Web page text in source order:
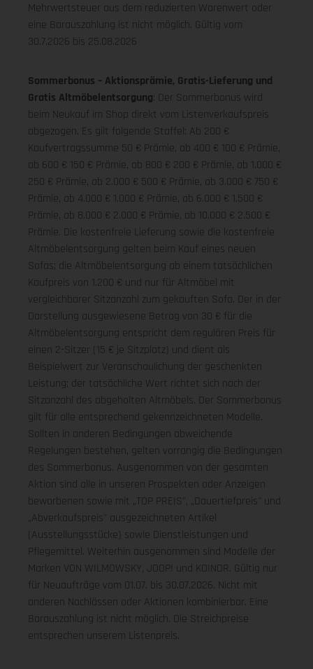
Mehrwertsteuer aus dem reduzierten Warenwert oder
eine Barauszahlung ist nicht möglich. Gültig vom
30.7.2026 bis 25.08.2026
Sommerbonus – Aktionsprämie, Gratis-Lieferung und
Gratis Altmöbelentsorgung: Der Sommerbonus wird
beim Neukauf im Shop direkt vom Listenverkaufspreis
abgezogen. Es gilt folgende Staffel: Ab 200 €
Kaufvertragssumme 50 € Prämie, ab 400 € 100 € Prämie,
ab 600 € 150 € Prämie, ab 800 € 200 € Prämie, ab 1.000 €
250 € Prämie, ab 2.000 € 500 € Prämie, ab 3.000 € 750 €
Prämie, ab 4.000 € 1.000 € Prämie, ab 6.000 € 1.500 €
Prämie, ab 8.000 € 2.000 € Prämie, ab 10.000 € 2.500 €
Prämie. Die kostenfreie Lieferung sowie die kostenfreie
Altmöbelentsorgung gelten beim Kauf eines neuen
Sofas; die Altmöbelentsorgung ab einem tatsächlichen
Kaufpreis von 1.200 € und nur für Altmöbel mit
vergleichbarer Sitzanzahl zum gekauften Sofa. Der in der
Darstellung ausgewiesene Betrag von 30 € für die
Altmöbelentsorgung entspricht dem regulären Preis für
einen 2-Sitzer (15 € je Sitzplatz) und dient als
Beispielwert zur Veranschaulichung der geschenkten
Leistung; der tatsächliche Wert richtet sich nach der
Sitzanzahl des abgeholten Altmöbels. Der Sommerbonus
gilt für alle entsprechend gekennzeichneten Modelle.
Sollten in anderen Bedingungen abweichende
Regelungen bestehen, gelten vorrangig die Bedingungen
des Sommerbonus. Ausgenommen von der gesamten
Aktion sind alle in unseren Prospekten oder Anzeigen
beworbenen sowie mit „TOP PREIS", „Dauertiefpreis" und
„Abverkaufspreis" ausgezeichneten Artikel
(Ausstellungsstücke) sowie Dienstleistungen und
Pflegemittel. Weiterhin ausgenommen sind Modelle der
Marken VON WILMOWSKY, JOOP! und KOINOR. Gültig nur
für Neuaufträge vom 01.07. bis 30.07.2026. Nicht mit
anderen Nachlässen oder Aktionen kombinierbar. Eine
Barauszahlung ist nicht möglich. Die Streichpreise
entsprechen unserem Listenpreis.